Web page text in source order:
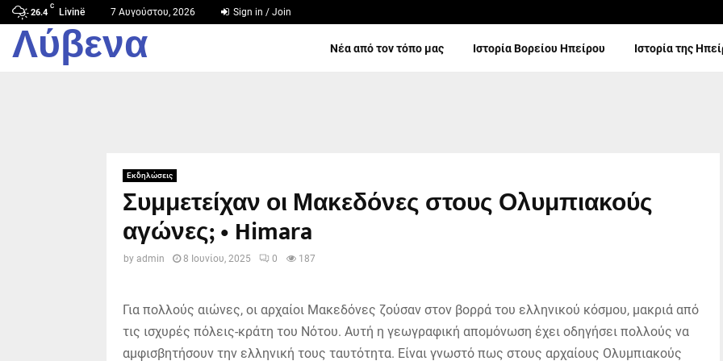
26.4
C
Livinë 7 Αυγούστου, 2026 Sign in / Join
Λύβενα Νέα από τον τόπο μας Ιστορία Βορείου Ηπείρου Ιστορία της
Εκδηλώσεις
Συμμετείχαν οι Μακεδόνες στους Ολυμπιακούς
αγώνες; • Himara
by admin 8 Ιουνίου, 2025 0 187
Για πολλούς αιώνες, οι αρχαίοι Μακεδόνες ζούσαν στον βορρά του ελληνικού κόσμου, μακριά από
τις ισχυρές πόλεις-κράτη του Νότου. Αυτή η γεωγραφική απομόνωση έχει οδηγήσει πολλούς να
αμφισβητήσουν την ελληνική τους ταυτότητα. Είναι γνωστό πως στους αρχαίους Ολυμπιακούς